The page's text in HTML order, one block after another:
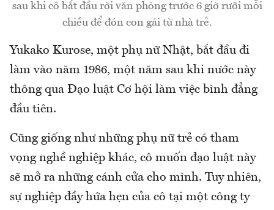
sau khi cô bắt đầu rời văn phòng trước 6 giờ rưỡi mỗi
chiều để đón con gái từ nhà trẻ.
Yukako Kurose, một phụ nữ Nhật, bắt đầu đi
làm vào năm 1986, một năm sau khi nước này
thông qua Đạo luật Cơ hội làm việc bình đẳng
đầu tiên.
Cũng giống như những phụ nữ trẻ có tham
vọng nghề nghiệp khác, cô muốn đạo luật này
sẽ mở ra những cánh cửa cho mình. Tuy nhiên,
sự nghiệp đầy hứa hẹn của cô tại một công ty